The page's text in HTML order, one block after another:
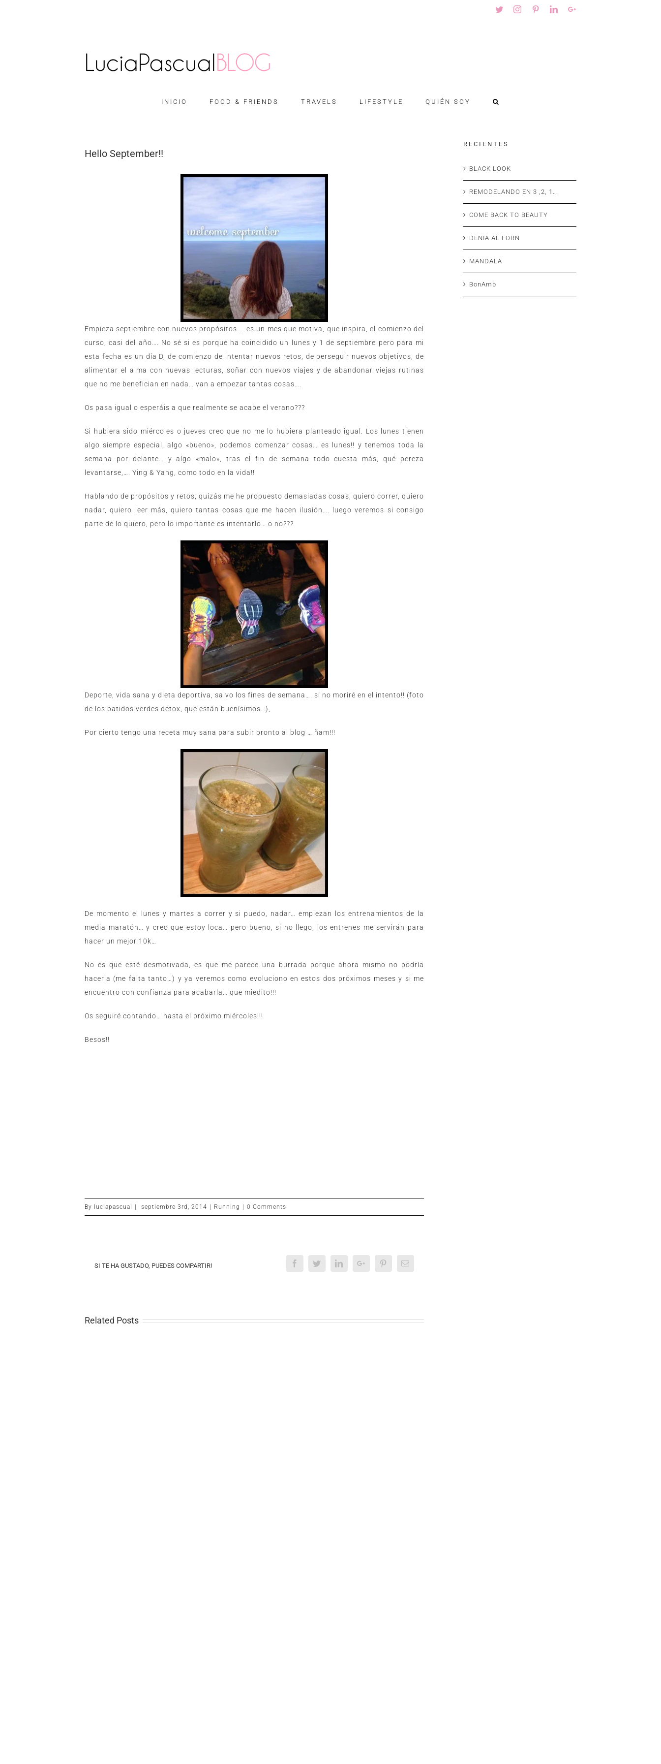
TwitterInstagramPinterestLinkedin
INICIO FOOD & FRIENDS TRAVELS LIFESTYLE QUIÉN SOY
Hello September!!
Empieza septiembre con nuevos propósitos…. es un mes que motiva, que inspira, el comienzo del
curso, casi del año…. No sé si es porque ha coincidido un lunes y 1 de septiembre pero para mi
esta fecha es un día D, de comienzo de intentar nuevos retos, de perseguir nuevos objetivos, de
alimentar el alma con nuevas lecturas, soñar con nuevos viajes y de abandonar viejas rutinas
que no me benefician en nada… van a empezar tantas cosas….
Os pasa igual o esperáis a que realmente se acabe el verano???
Si hubiera sido miércoles o jueves creo que no me lo hubiera planteado igual. Los lunes tienen
algo siempre especial, algo «bueno», podemos comenzar cosas… es lunes!! y tenemos toda la
semana por delante… y algo «malo», tras el fin de semana todo cuesta más, qué pereza
levantarse,…. Ying & Yang, como todo en la vida!!
Hablando de propósitos y retos, quizás me he propuesto demasiadas cosas, quiero correr, quiero
nadar, quiero leer más, quiero tantas cosas que me hacen ilusión…. luego veremos si consigo
parte de lo quiero, pero lo importante es intentarlo… o no???
Deporte, vida sana y dieta deportiva, salvo los fines de semana…. si no moriré en el intento!! (foto
de los batidos verdes detox, que están buenísimos…),
Por cierto tengo una receta muy sana para subir pronto al blog … ñam!!!
De momento el lunes y martes a correr y si puedo, nadar… empiezan los entrenamientos de la
media maratón… y creo que estoy loca… pero bueno, si no llego, los entrenes me servirán para
hacer un mejor 10k…
No es que esté desmotivada, es que me parece una burrada porque ahora mismo no podría
hacerla (me falta tanto…) y ya veremos como evoluciono en estos dos próximos meses y si me
encuentro con confianza para acabarla… que miedito!!!
Os seguiré contando… hasta el próximo miércoles!!!
Besos!!
By luciapascual septiembre 3rd, 2014 Running 0 Comments
SI TE HA GUSTADO, PUEDES COMPARTIR! FacebookTwitter LinkedinGoogle+Pinterest
Related Posts
R E C I E N T E S
BLACK LOOK
REMODELANDO EN 3 ,2, 1…
COME BACK TO BEAUTY
DENIA AL FORN
MANDALA
BonAmb